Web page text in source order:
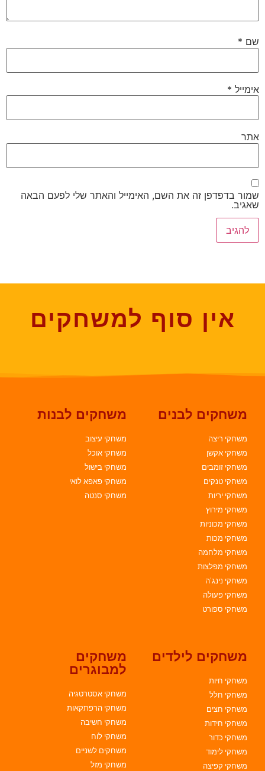
שם *
אימייל *
אתר
שמור בדפדפן זה את השם, האימייל והאתר שלי לפעם הבאה
שאגיב.
אין סוף למשחקים
משחקים לבנים
משחקי ריצה
משחקי אקשן
משחקי זומבים
משחקי טנקים
משחקי יריות
משחקי מירוץ
משחקי מכוניות
משחקי מכות
משחקי מלחמה
משחקי מפלצות
משחקי נינג'ה
משחקי פעולה
משחקי ספורט
משחקים לבנות
משחקי עיצוב
משחקי אוכל
משחקי בישול
משחקי פאפא לואי
משחקי סנטה
משחקים לילדים
משחקי חיות
משחקי חלל
משחקי חצים
משחקי חידות
משחקי כדור
משחקי לימוד
משחקי קפיצה
משחקים
למבוגרים
משחקי אסטרטגיה
משחקי הרפתקאות
משחקי חשיבה
משחקי לוח
משחקים לשניים
משחקי מזל